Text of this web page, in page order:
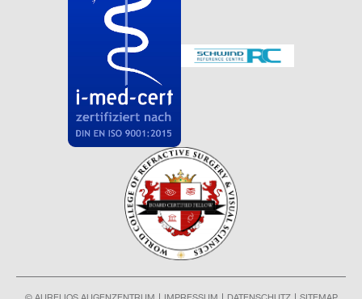
© AURELIOS AUGENZENTRUM IMPRESSUM DATENSCHUTZ SITEMAP